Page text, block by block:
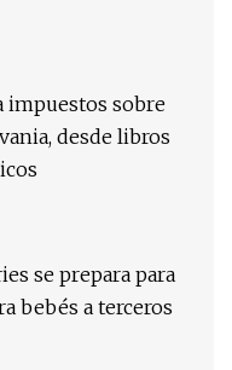
impuestos sobre
desde libros
se prepara para
bebés a terceros